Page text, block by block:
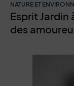
NATURE ET
Esprit Jardin
des